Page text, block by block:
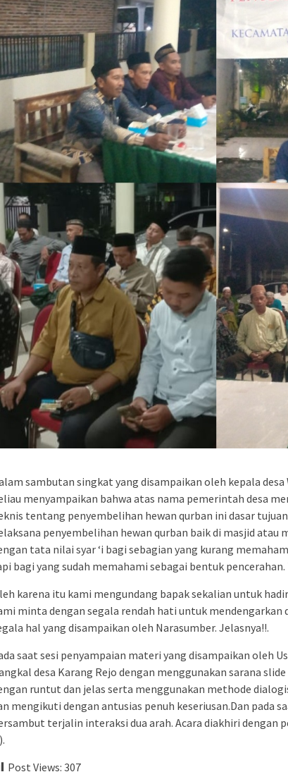
sambutan singkat yang disampaikan oleh kepala
menyampaikan bahwa atas nama pemerintah desa
tentang penyembelihan hewan qurban ini dasar
penyembelihan hewan qurban baik di masjid atau
tata nilai syar ‘i bagi sebagian yang kurang
bagi yang sudah memahami sebagai bentuk
karena itu kami mengundang bapak sekalian untuk
minta dengan segala rendah hati untuk
hal yang disampaikan oleh Narasumber. Jelasnya!!.
saat sesi penyampaian materi yang disampaikan oleh
desa Karang Rejo dengan menggunakan sarana
runtut dan jelas serta menggunakan methode
mengikuti dengan antusias penuh keseriusan.Dan pada
terjalin interaksi dua arah. Acara diakhiri dengan
Post Views: 307